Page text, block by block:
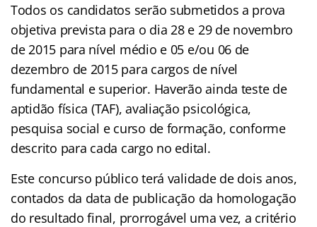
Todos os candidatos serão submetidos a prova
objetiva prevista para o dia 28 e 29 de novembro
de 2015 para nível médio e 05 e/ou 06 de
dezembro de 2015 para cargos de nível
fundamental e superior. Haverão ainda teste de
aptidão física (TAF), avaliação psicológica,
pesquisa social e curso de formação, conforme
descrito para cada cargo no edital.
Este concurso público terá validade de dois anos,
contados da data de publicação da homologação
do resultado final, prorrogável uma vez, a critério